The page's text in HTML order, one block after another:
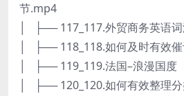
节.mp4
│ ├── 117_117.外贸商务英语
│ ├── 118_118.如何及时有效
│ ├── 119_119.法国–浪漫国度
│ ├── 120_120.如何有效整理